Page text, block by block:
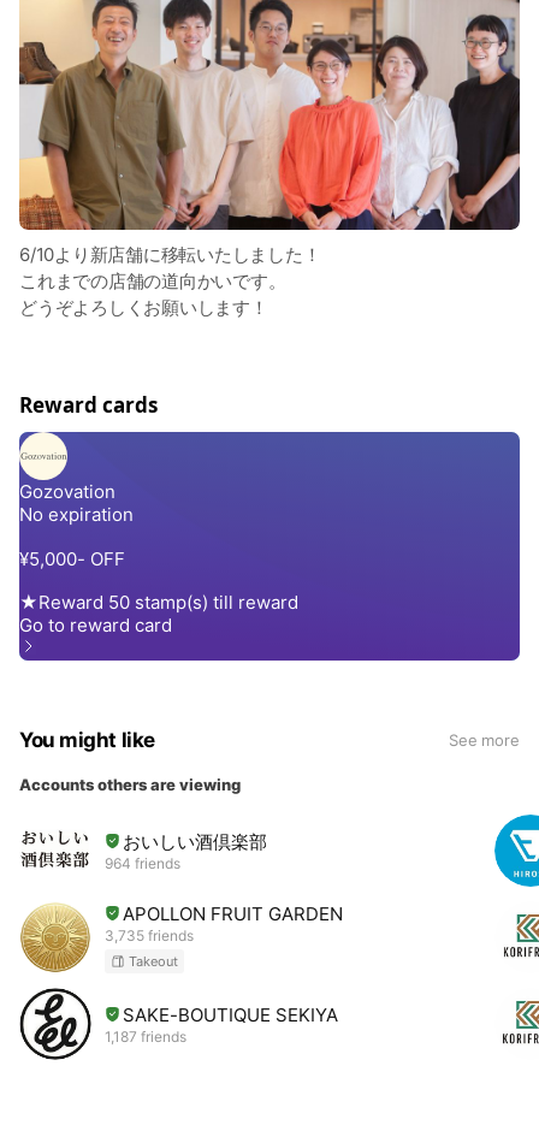
6/10より新店舗に移転いたしました！
これまでの店舗の道向かいです。
どうぞよろしくお願いします！
Reward cards
You might like See more
Accounts others are viewing
おいしい酒倶楽部
964 friends
APOLLON FRUIT GARDEN
3,735 friends
Takeout
SAKE-BOUTIQUE SEKIYA
1,187 friends